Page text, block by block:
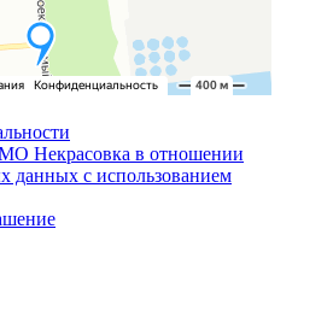
Некрасовка в отношении
данных с использованием